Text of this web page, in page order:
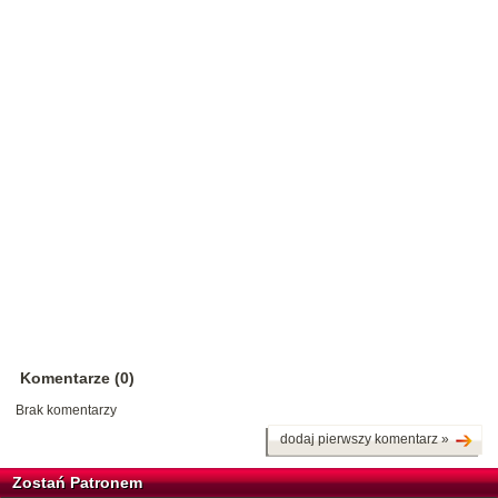
Komentarze (0)
Brak komentarzy
dodaj pierwszy komentarz »
Zostań Patronem